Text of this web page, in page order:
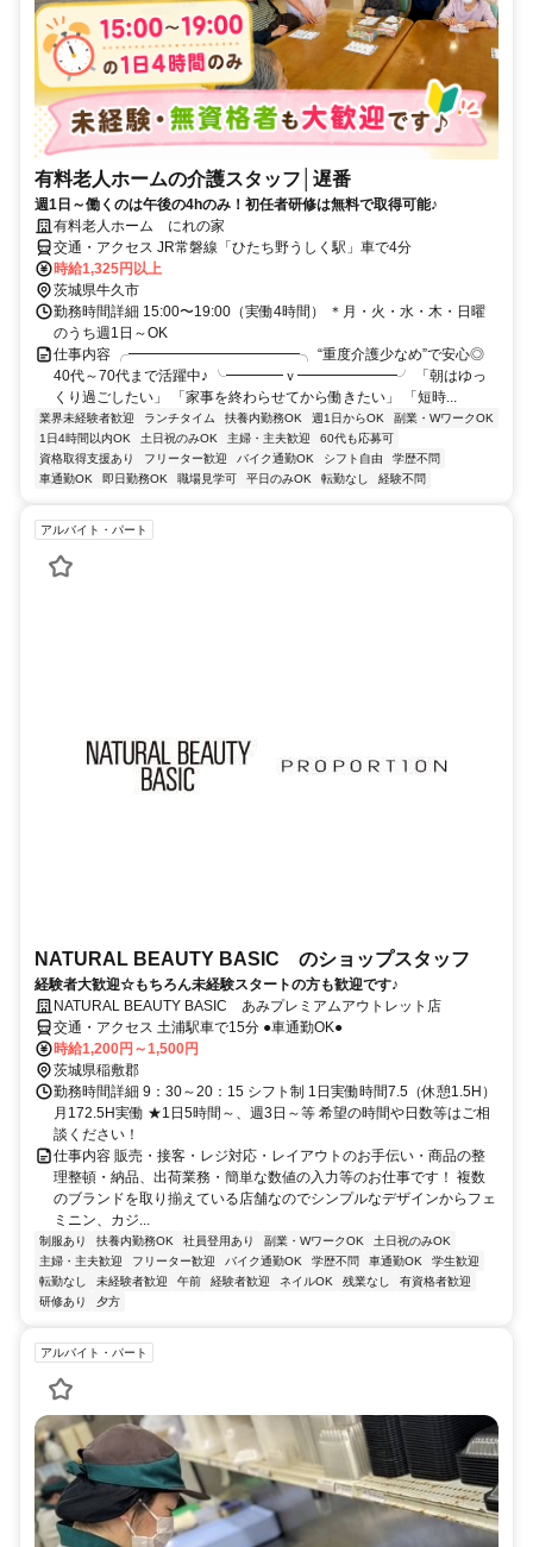
有料老人ホームの介護スタッフ│遅番
週1日～働くのは午後の4hのみ！初任者研修は無料で取得可能♪
有料老人ホーム にれの家
交通・アクセス JR常磐線「ひたち野うしく駅」車で4分
時給1,325円以上
茨城県牛久市
勤務時間詳細 15:00〜19:00（実働4時間） ＊月・火・水・木・日曜
のうち週1日～OK
仕事内容 ╭━━━━━━━━━━━━╮ “重度介護少なめ”で安心◎
40代～70代まで活躍中♪ ╰━━━━ｖ━━━━━━━╯ 「朝はゆっ
くり過ごしたい」 「家事を終わらせてから働きたい」 「短時...
業界未経験者歓迎 ランチタイム 扶養内勤務OK 週1日からOK
副業・WワークOK
1日4時間以内OK
土日祝のみOK 主婦・主夫歓迎
60代も応募可
資格取得支援あり
フリーター歓迎 バイク通勤OK シフト自由
学歴不問
車通勤OK
即日勤務OK 職場見学可 平日のみOK 転勤なし 経験不問
アルバイト・パート
NATURAL BEAUTY BASIC のショップスタッフ
経験者大歓迎☆もちろん未経験スタートの方も歓迎です♪
NATURAL BEAUTY BASIC あみプレミアムアウトレット店
交通・アクセス 土浦駅車で15分 ●車通勤OK●
時給1,200円～1,500円
茨城県稲敷郡
勤務時間詳細 9：30～20：15 シフト制 1日実働時間7.5（休憩1.5H）
月172.5H実働 ★1日5時間～、週3日～等 希望の時間や日数等はご相
談ください！
仕事内容 販売・接客・レジ対応・レイアウトのお手伝い・商品の整
理整頓・納品、出荷業務・簡単な数値の入力等のお仕事です！ 複数
のブランドを取り揃えている店舗なのでシンプルなデザインからフェ
ミニン、カジ...
制服あり 扶養内勤務OK 社員登用あり 副業・WワークOK
土日祝のみOK
主婦・主夫歓迎
フリーター歓迎 バイク通勤OK 学歴不問 車通勤OK
学生歓迎
転勤なし
未経験者歓迎 午前 経験者歓迎 ネイルOK 残業なし
有資格者歓迎
研修あり
夕方
アルバイト・パート